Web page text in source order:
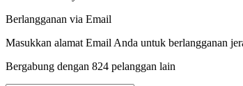
Berlangganan via Email
Masukkan alamat Email Anda untuk berlangganan
Bergabung dengan 824 pelanggan lain